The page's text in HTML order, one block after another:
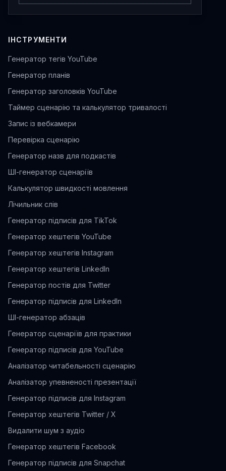
ІНСТРУМЕНТИ
Генератор тегів YouTube
Генератор планів
Генератор заголовків YouTube
Таймер сценарію та калькулятор тривалості
Запис із вебкамери
Перевірка сценарію
Генератор назв для подкастів
ШІ-генератор сценаріїв
Калькулятор швидкості мовлення
Лічильник слів
Генератор підписів для TikTok
Генератор хештегів YouTube
Генератор хештегів Instagram
Генератор хештегів LinkedIn
Генератор постів для Twitter
Генератор підписів для LinkedIn
ШІ-генератор абзаців
Генератор сценаріїв для практики
Генератор підписів для YouTube
Аналізатор читабельності сценарію
Аналізатор упевненості презентації
Генератор підписів для Instagram
Генератор хештегів Twitter / X
Видалити шум з аудіо
Генератор хештегів Facebook
Генератор підписів для Snapchat